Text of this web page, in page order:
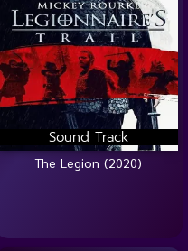
Sound Track
The Legion (2020)